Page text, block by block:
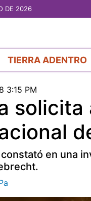
DE 2026
TIERRA ADENTRO
3:15 PM
en una